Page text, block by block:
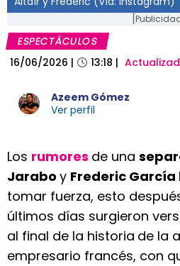
ESPECTÁCULOS
16/06/2026 | 13:18 |
Azeem Gómez
Ver perfil
Los rumores de una
Jarabo y Frederic García
tomar fuerza, esto
últimos días surgieron
al final de la historia de la
empresario francés, con